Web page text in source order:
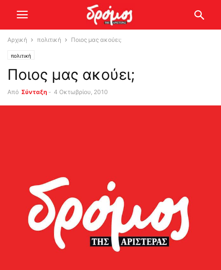
Αρχική πολιτική Ποιος μας ακούει;
πολιτική
Ποιος μας ακούει;
Από Σύνταξη - 4 Οκτωβρίου, 2010